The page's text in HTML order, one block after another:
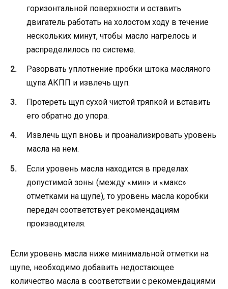
горизонтальной поверхности и оставить
двигатель работать на холостом ходу в течение
нескольких минут, чтобы масло нагрелось и
распределилось по системе.
Разорвать уплотнение пробки штока масляного
щупа АКПП и извлечь щуп.
Протереть щуп сухой чистой тряпкой и вставить
его обратно до упора.
Извлечь щуп вновь и проанализировать уровень
масла на нем.
Если уровень масла находится в пределах
допустимой зоны (между «мин» и «макс»
отметками на щупе), то уровень масла коробки
передач соответствует рекомендациям
производителя.
Если уровень масла ниже минимальной отметки на
щупе, необходимо добавить недостающее
количество масла в соответствии с рекомендациями